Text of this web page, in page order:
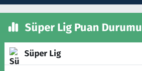
Süper Lig Puan Durumu
Süper Lig